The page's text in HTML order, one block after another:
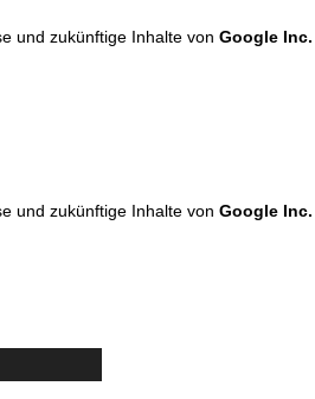
und zukünftige Inhalte von Google Inc.
und zukünftige Inhalte von Google Inc.